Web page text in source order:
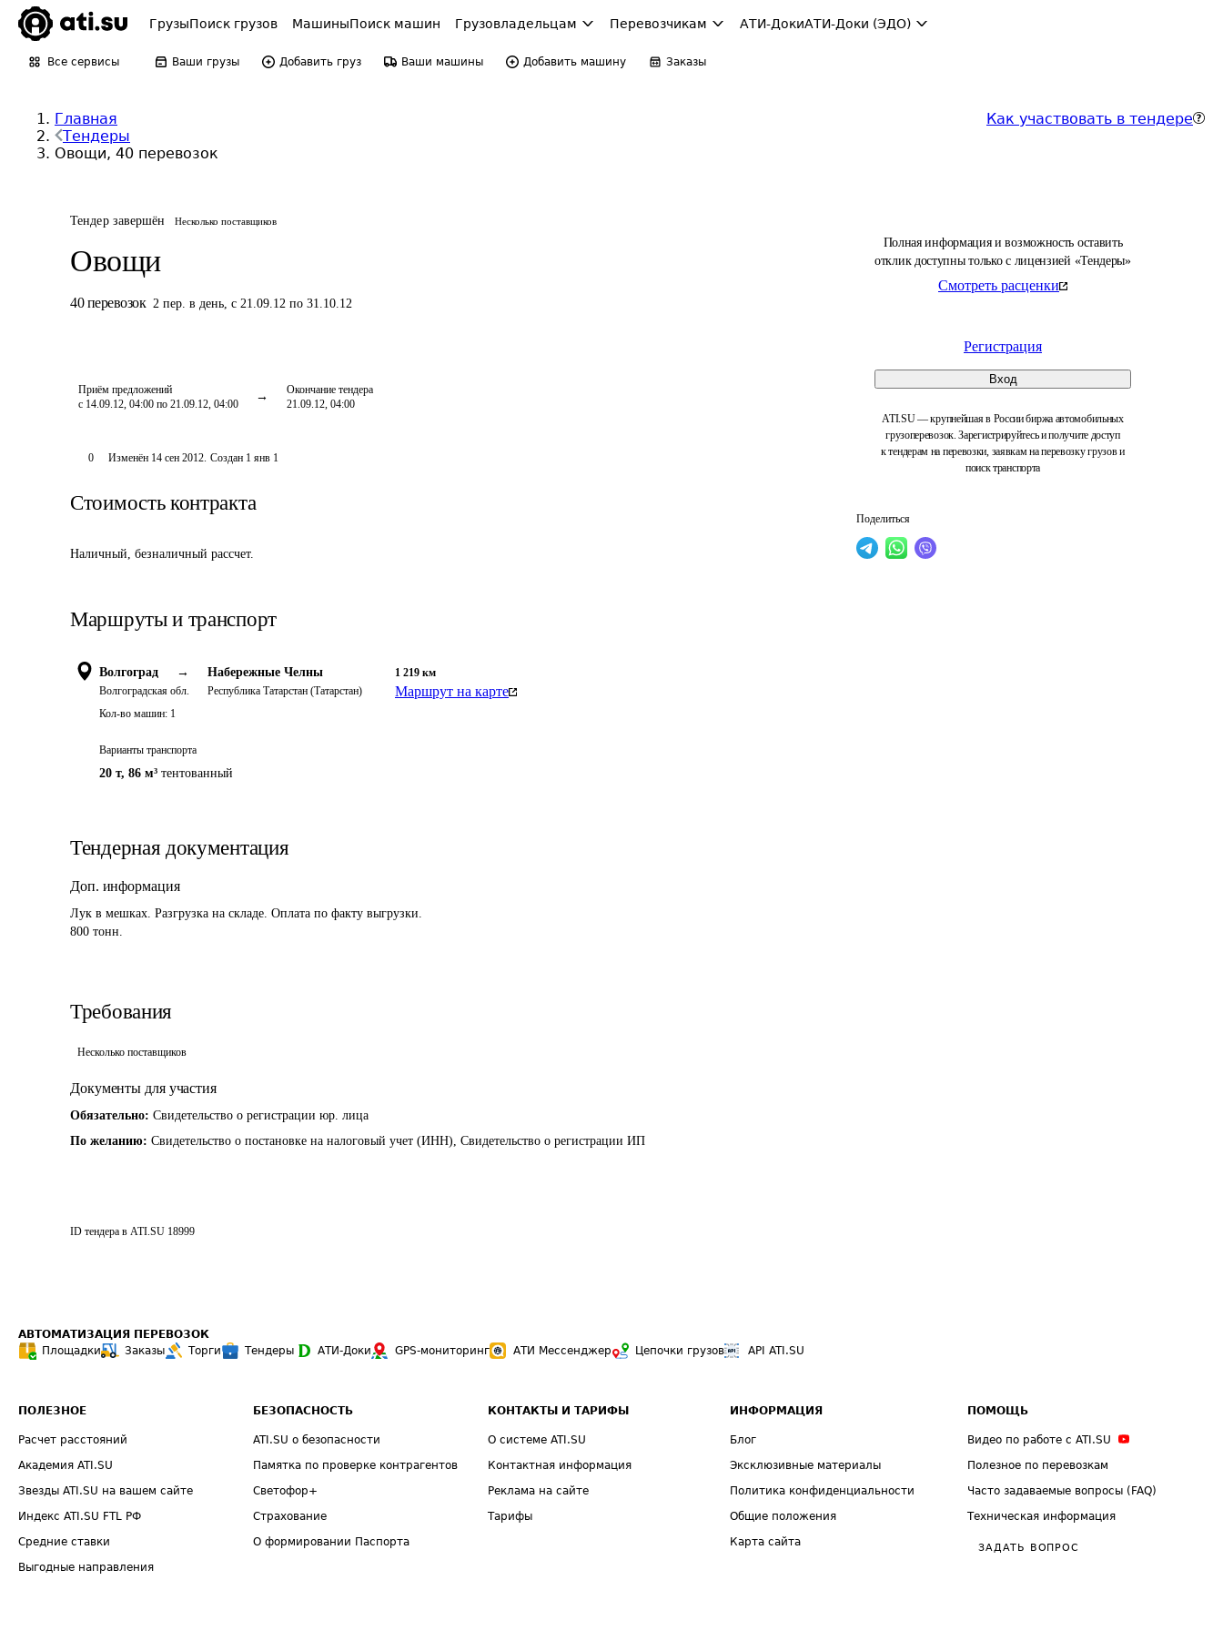
ГрузыПоиск грузов МашиныПоиск машин Грузовладельцам Перевозчикам АТИ-ДокиАТИ-Доки (ЭДО)
Все сервисы Ваши грузы Добавить груз Ваши машины Добавить машину Заказы
Главная
Тендеры
Овощи, 40 перевозок
Как участвовать в тендере
Тендер завершён Несколько поставщиков
Овощи
40 перевозок 2 пер. в день, с 21.09.12 по 31.10.12
Приём предложений
с 14.09.12, 04:00 по 21.09.12, 04:00
Окончание тендера
21.09.12, 04:00
Полная информация и возможность оставить
отклик доступны только с лицензией «Тендеры»
Смотреть расценки
Регистрация
Вход
ATI.SU — крупнейшая в России биржа автомобильных
грузоперевозок. Зарегистрируйтесь и получите доступ
к тендерам на перевозки, заявкам на перевозку грузов и
поиск транспорта
Поделиться
0 Изменён 14 сен 2012. Создан 1 янв 1
Стоимость контракта
Наличный, безналичный рассчет.
Маршруты и транспорт
Волгоград →
Волгоградская обл.
Набережные Челны
Республика Татарстан (Татарстан)
1 219 км
Маршрут на карте
Кол-во машин: 1
Варианты транспорта
20 т, 86 м³ тентованный
Тендерная документация
Доп. информация
Лук в мешках. Разгрузка на складе. Оплата по факту выгрузки.
800 тонн.
Требования
Несколько поставщиков
Документы для участия
Обязательно: Свидетельство о регистрации юр. лица
По желанию: Свидетельство о постановке на налоговый учет (ИНН), Свидетельство о регистрации ИП
ID тендера в ATI.SU 18999
АВТОМАТИЗАЦИЯ ПЕРЕВОЗОК
Площадки
Заказы Торги Тендеры АТИ-Доки GPS-мониторинг АТИ Мессенджер Цепочки грузов API ATI.SU
ПОЛЕЗНОЕ
Расчет расстояний
Академия ATI.SU
Звезды ATI.SU на вашем сайте
Индекс ATI.SU FTL РФ
Средние ставки
Выгодные направления
БЕЗОПАСНОСТЬ
ATI.SU о безопасности
Памятка по проверке контрагентов
Светофор+
Страхование
О формировании Паспорта
КОНТАКТЫ И ТАРИФЫ
О системе ATI.SU
Контактная информация
Реклама на сайте
Тарифы
ИНФОРМАЦИЯ
Блог
Эксклюзивные материалы
Политика конфиденциальности
Общие положения
Карта сайта
ПОМОЩЬ
Видео по работе с ATI.SU
Полезное по перевозкам
Часто задаваемые вопросы (FAQ)
Техническая информация
ЗАДАТЬ ВОПРОС